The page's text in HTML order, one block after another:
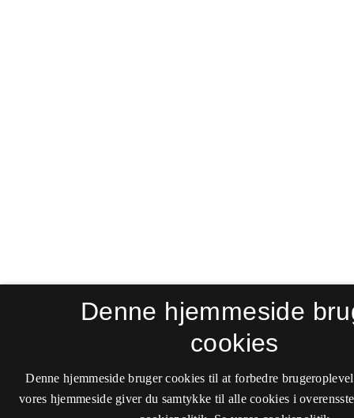
Denne hjemmeside
cookies
Denne hjemmeside bruger cookies til at forbedre
vores hjemmeside giver du samtykke til alle cookies i